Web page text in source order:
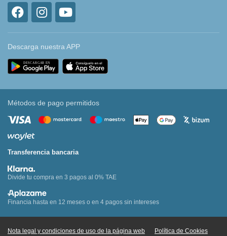
Descarga nuestra APP
Métodos de pago permitidos
Transferencia bancaria
Divide tu compra en 3 pagos al 0% TAE
Financia hasta en 12 meses o en 4 pagos sin intereses
Nota legal y condiciones de uso de la página web Política de Cookies